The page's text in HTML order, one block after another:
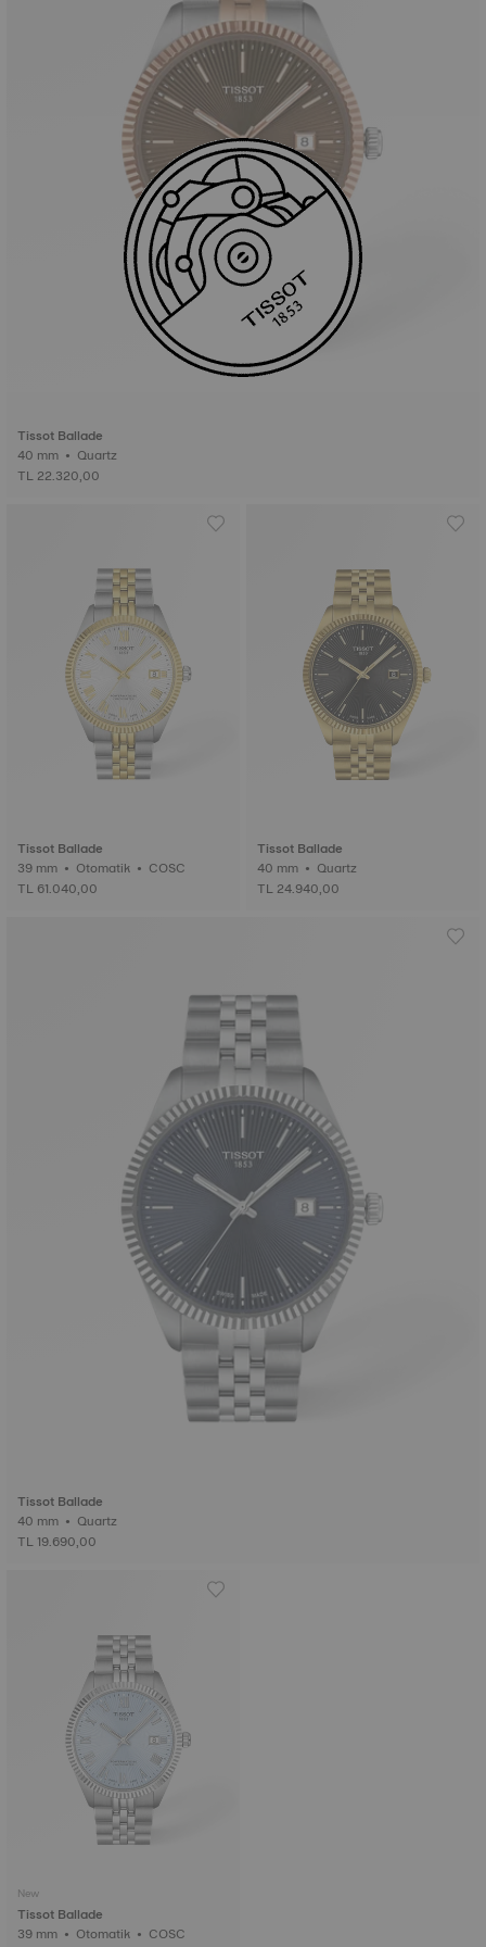
Tissot Ballade
40 mm • Quartz
TL 22.320,00
Tissot Ballade
39 mm • Otomatik • COSC
TL 61.040,00
Tissot Ballade
40 mm • Quartz
TL 24.940,00
Tissot Ballade
40 mm • Quartz
TL 19.690,00
New
Tissot Ballade
39 mm • Otomatik • COSC